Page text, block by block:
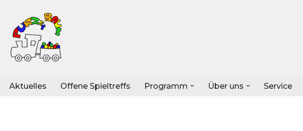
Zum
Inhalt
springen
Aktuelles Offene Spieltreffs Programm Über uns Service